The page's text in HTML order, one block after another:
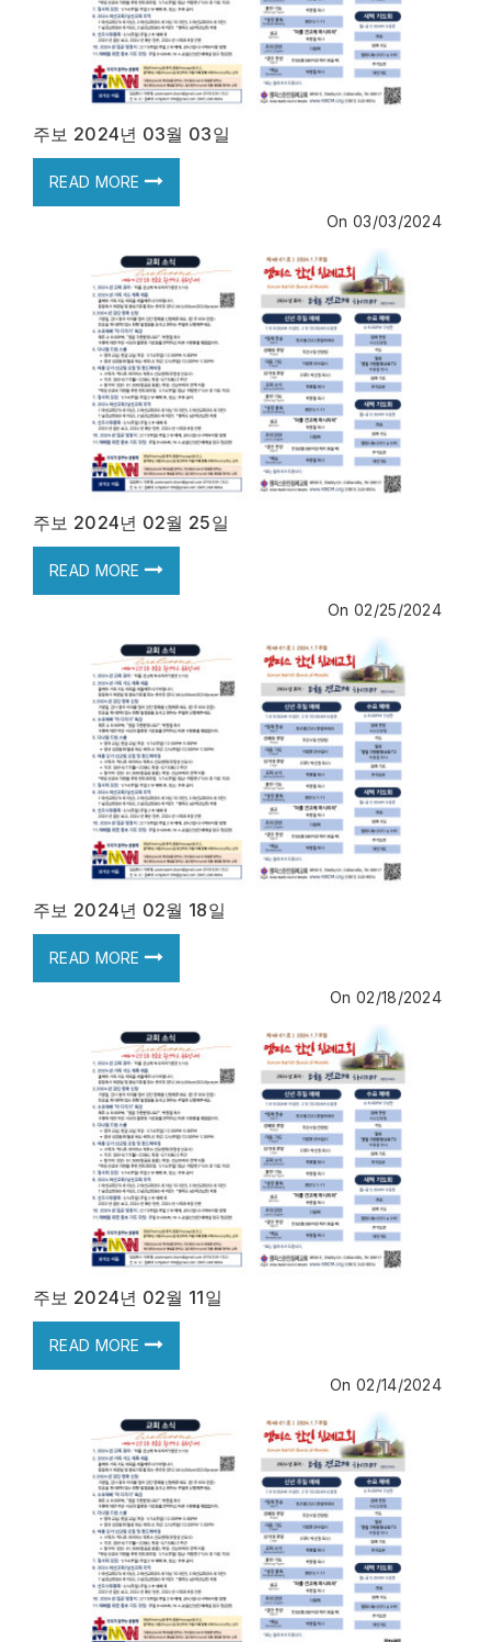
주보 2024년 03월 03일
READ MORE
On 03/03/2024
주보 2024년 02월 25일
READ MORE
On 02/25/2024
주보 2024년 02월 18일
READ MORE
On 02/18/2024
주보 2024년 02월 11일
READ MORE
On 02/14/2024